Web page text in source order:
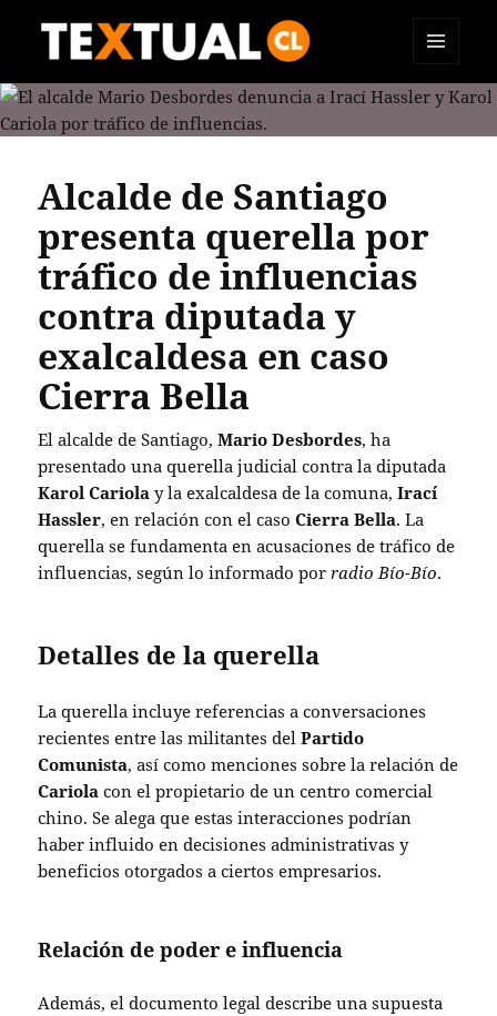
TEXTUAL
Y
WIDGETS
Alcalde de Santiago
presenta querella por
tráfico de influencias
contra diputada y
exalcaldesa en caso
Cierra Bella
El alcalde de Santiago,Mario Desbordes, ha
presentado una querella judicial contra la diputada
Karol Cariola y la exalcaldesa de la comuna,Irací
Hassler, en relación con el casoCierra Bella.La
querella se fundamenta en acusaciones de tráfico de
influencias, según lo informado porradio Bío-Bío.
Detalles de la querella
La querella incluye referencias a conversaciones
recientes entre las militantes delPartido
Comunista, así como menciones sobre la relación de
Cariola con el propietario de un centro comercial
chino. Se alega que estas interacciones podrían
haber influido en decisiones administrativas y
beneficios otorgados a ciertos empresarios.
Relación de poder e influencia
Además, el documento legal describe una supuesta